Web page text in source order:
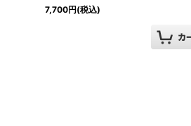
7,700円(税込)